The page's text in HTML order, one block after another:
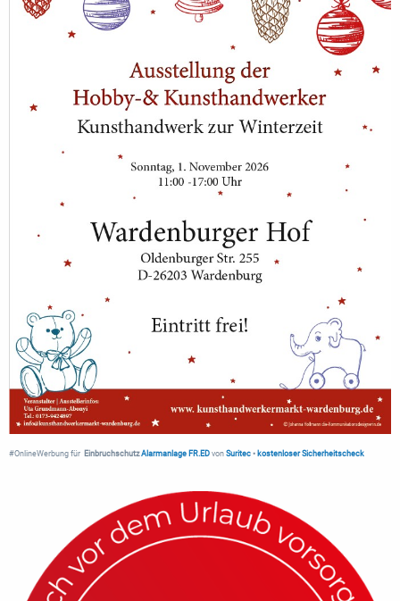
#OnlineWerbung für Einbruchschutz Alarmanlage FR.ED von Suritec • kostenloser Sicherheitscheck